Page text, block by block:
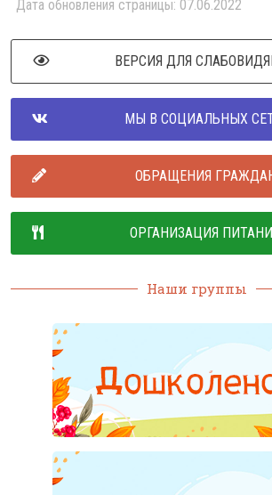
Дата обновления страницы: 07.06.2022
ВЕРСИЯ ДЛЯ
МЫ В СОЦИАЛЬНЫХ
ОБРАЩЕНИЯ
ОРГАНИЗАЦИЯ
Наши группы